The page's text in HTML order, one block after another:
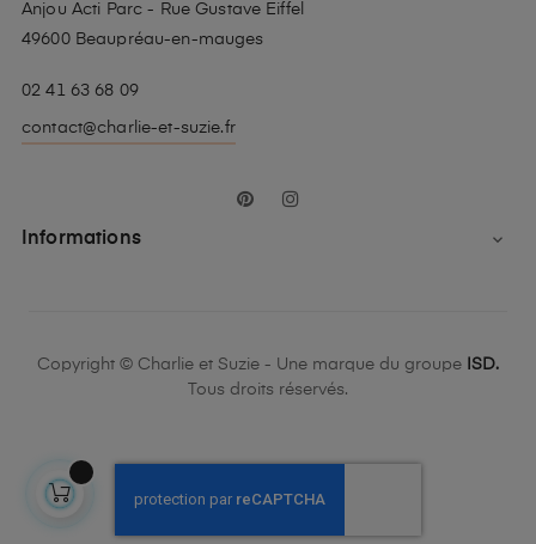
Anjou Acti Parc - Rue Gustave Eiffel
49600 Beaupréau-en-mauges
02 41 63 68 09
contact@charlie-et-suzie.fr
Pinterest
Informations 
Copyright © Charlie et Suzie - Une marque du groupe ISD.
Tous droits réservés.